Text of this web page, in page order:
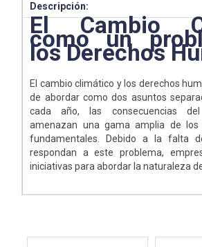
Descripción:
El Cambio
como un
los Derechos
El cambio climático y los derechos
de abordar como dos asuntos
cada año, las consecuencias
amenazan una gama amplia de los
fundamentales. Debido a la falta
respondan a este problema,
iniciativas para abordar la naturaleza